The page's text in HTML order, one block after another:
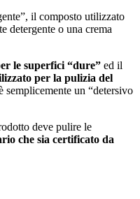
il composto utilizzato
detergente o una crema
le superfici “dure” ed il
per la pulizia del
semplicemente un “detersivo
deve pulire le
che sia certificato da